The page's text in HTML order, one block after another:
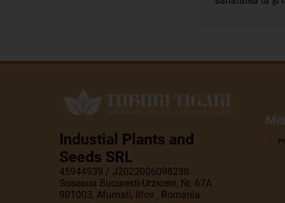
Industial Plants and
Seeds SRL
45944939 / J2022006098238
Soseaua Bucuresti-Urziceni, Nr. 67A
901003, Afumati, Ilfov , Romania